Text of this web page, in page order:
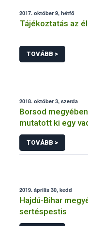
2017. október 9, hétfő
Tájékoztatás az
TOVÁBB >
2018. október 3, szerda
Borsod
mutatott ki egy
TOVÁBB >
2019. április 30, kedd
Hajdú-Bihar
sertéspestis